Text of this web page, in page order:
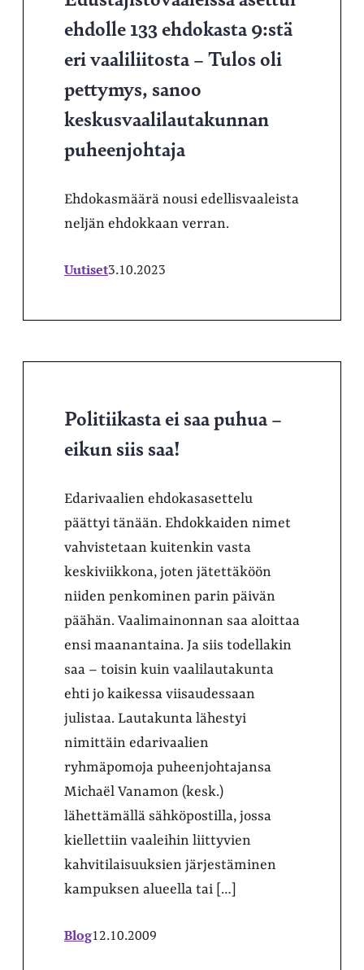
ehdolle 133 ehdokasta 9:stä
eri vaaliliitosta – Tulos oli
pettymys, sanoo
keskusvaalilautakunnan
puheenjohtaja
Ehdokasmäärä nousi edellisvaaleista
neljän ehdokkaan verran.
Uutiset3.10.2023
Politiikasta ei saa puhua –
eikun siis saa!
Edarivaalien ehdokasasettelu
päättyi tänään. Ehdokkaiden nimet
vahvistetaan kuitenkin vasta
keskiviikkona, joten jätettäköön
niiden penkominen parin päivän
päähän. Vaalimainonnan saa aloittaa
ensi maanantaina. Ja siis todellakin
saa – toisin kuin vaalilautakunta
ehti jo kaikessa viisaudessaan
julistaa. Lautakunta lähestyi
nimittäin edarivaalien
ryhmäpomoja puheenjohtajansa
Michaël Vanamon (kesk.)
lähettämällä sähköpostilla, jossa
kiellettiin vaaleihin liittyvien
kahvitilaisuuksien järjestäminen
kampuksen alueella tai […]
Blog12.10.2009